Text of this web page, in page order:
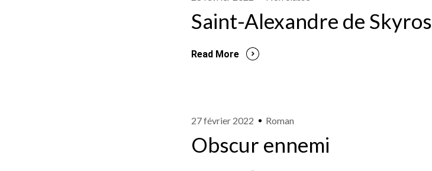
Saint-Alexandre de Skyros
Read More
27 février 2022 Roman
Obscur ennemi